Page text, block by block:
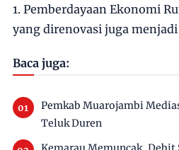
1. Pemberdayaan Ekonomi
yang direnovasi juga
Baca juga:
Pemkab Muarojambi
Teluk Duren